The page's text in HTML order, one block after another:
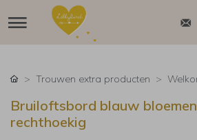
Trouwen extra producten
Bruiloftsbord blauw
rechthoekig